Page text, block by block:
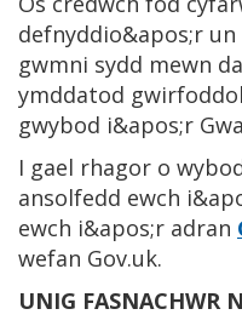
defnyddio&apos;r
gwmni sydd mewn
ymddatod
gwybod i&apos;r
I gael rhagor o
ansolfedd ewch
ewch i&apos;r adran
wefan Gov.uk.
UNIG FASNACHWR